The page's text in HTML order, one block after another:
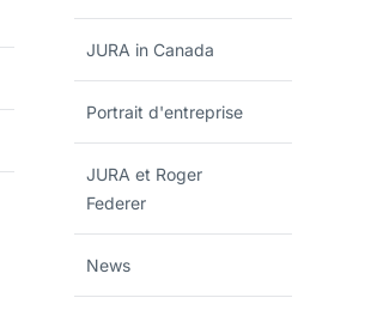
JURA in Canada
Portrait d'entreprise
JURA et Roger
Federer
News